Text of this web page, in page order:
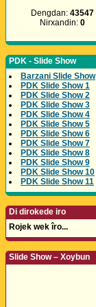
Dengdan: 43547
Nirxandin: 0
PDK - Slide Show
Barzani Slide Show
PDK Slide Show 1
PDK Slide Show 2
PDK Slide Show 3
PDK Slide Show 4
PDK Slide Show 5
PDK Slide Show 6
PDK Slide Show 7
PDK Slide Show 8
PDK Slide Show 9
PDK Slide Show 10
PDK Slide Show 11
Di dirokede iro
Rojek wek îro...
Slide Show – Xoybun